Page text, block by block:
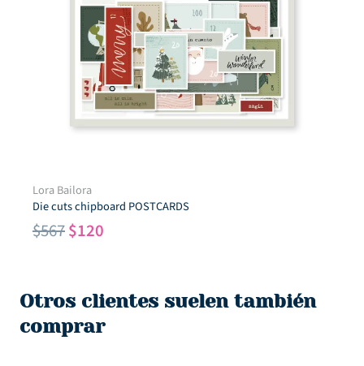
Lora Bailora
Die cuts chipboard POSTCARDS
$567El
era:
$567.
$120
es:
$120.
Otros clientes suelen también
comprar